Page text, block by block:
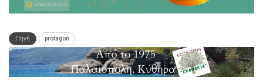
Πηγή protagon